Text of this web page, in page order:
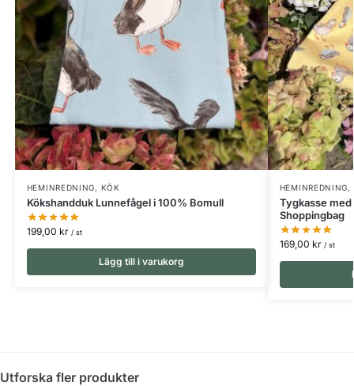
HEMINREDNING, KÖK
Kökshandduk Lunnefågel i 100% Bomull
199,00 kr / st
Lägg till i varukorg
HEMINREDNING,
Tygkasse med
Shoppingbag
169,00 kr / st
Utforska fler produkter